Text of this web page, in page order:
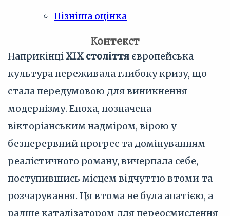
Пізніша оцінка
Контекст
НаприкінціXIX століття європейська
культура переживала глибоку кризу, що
стала передумовою для виникнення
модернізму. Епоха, позначена
вікторіанським надміром, вірою у
безперервний прогрес та домінуванням
реалістичного роману, вичерпала себе,
поступившись місцем відчуттю втоми та
розчарування. Ця втома не була апатією, а
радше каталізатором для переосмислення